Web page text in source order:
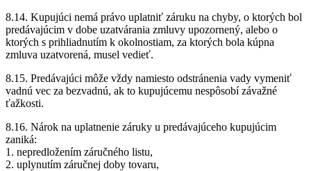
8.14. Kupujúci nemá právo uplatniť záruku na chyby, o ktorých bol
predávajúcim v dobe uzatvárania zmluvy upozornený, alebo o
ktorých s prihliadnutím k okolnostiam, za ktorých bola kúpna
zmluva uzatvorená, musel vedieť.
8.15. Predávajúci môže vždy namiesto odstránenia vady vymeniť
vadnú vec za bezvadnú, ak to kupujúcemu nespôsobí závažné
ťažkosti.
8.16. Nárok na uplatnenie záruky u predávajúceho kupujúcim
zaniká:
1. nepredložením záručného listu,
2. uplynutím záručnej doby tovaru,